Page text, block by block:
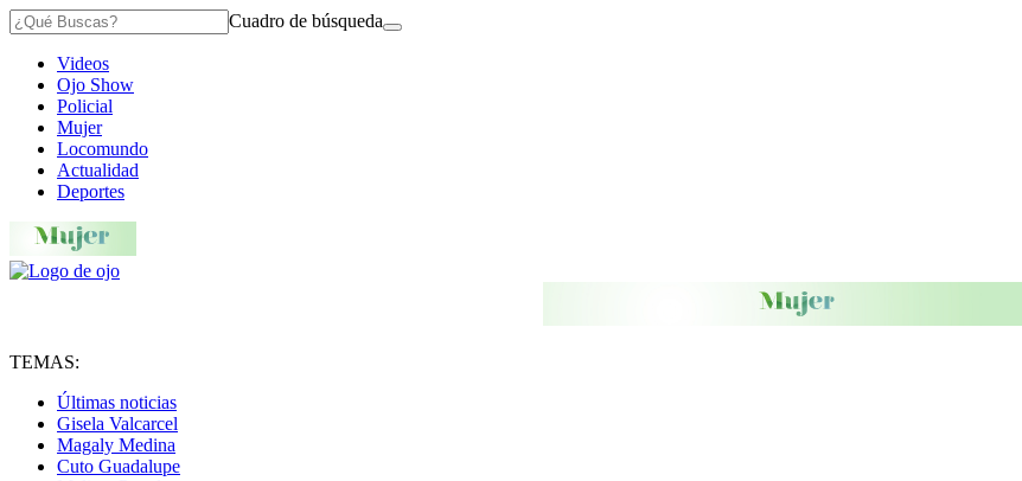
Cuadro de búsqueda
Videos
Ojo Show
Policial
Mujer
Locomundo
Actualidad
Deportes
TEMAS:
Últimas noticias
Gisela Valcarcel
Magaly Medina
Cuto Guadalupe